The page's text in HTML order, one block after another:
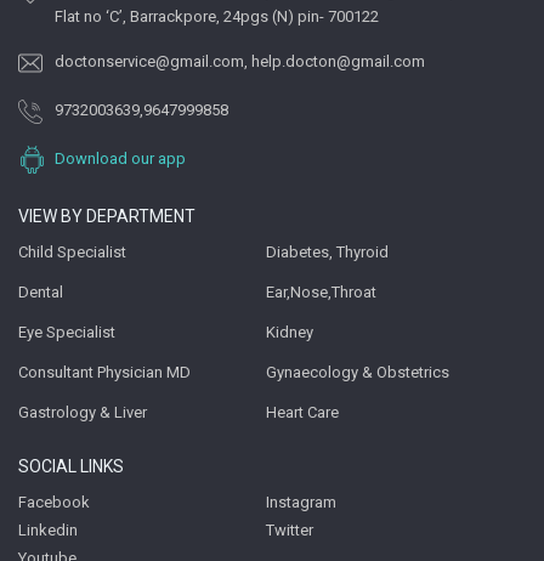
Flat no ‘C’, Barrackpore, 24pgs (N) pin- 700122
doctonservice@gmail.com, help.docton@gmail.com
9732003639,9647999858
Download our app
VIEW BY DEPARTMENT
Child Specialist Diabetes, Thyroid
Dental Ear,Nose,Throat
Eye Specialist Kidney
Consultant Physician MD Gynaecology & Obstetrics
Gastrology & Liver Heart Care
SOCIAL LINKS
Facebook
Instagram
Linkedin
Twitter